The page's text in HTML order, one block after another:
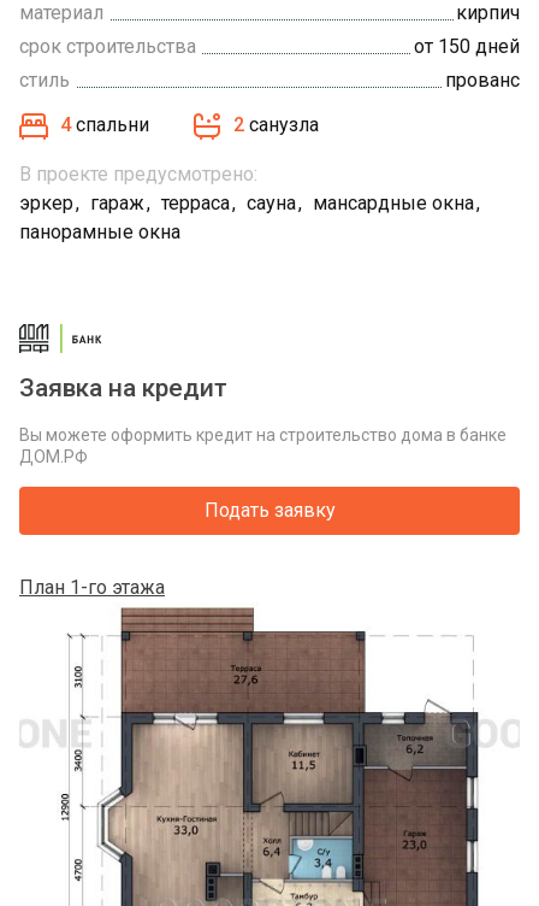
материал
кирпич
срок строительства
от 150 дней
стиль
прованс
4 спальни 2 санузла
В проекте предусмотрено:
эркер
гараж терраса сауна
мансардные окна
панорамные окна
Заявка на кредит
Вы можете оформить кредит на строительство дома в банке
ДОМ.РФ
Подать заявку
План 1-го этажа